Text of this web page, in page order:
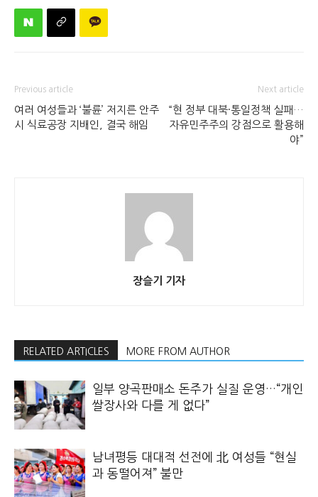
Previous article
여러 여성들과 ‘불륜’ 저지른 안주
시 식료공장 지배인, 결국 해임
Next article
“현 정부 대북·통일정책 실패…
자유민주주의 강점으로 활용해
야”
장슬기 기자
RELATED ARTICLES MORE FROM AUTHOR
일부 양곡판매소 돈주가 실질 운영…“개인
쌀장사와 다를 게 없다”
남녀평등 대대적 선전에 北 여성들 “현실
과 동떨어져” 불만